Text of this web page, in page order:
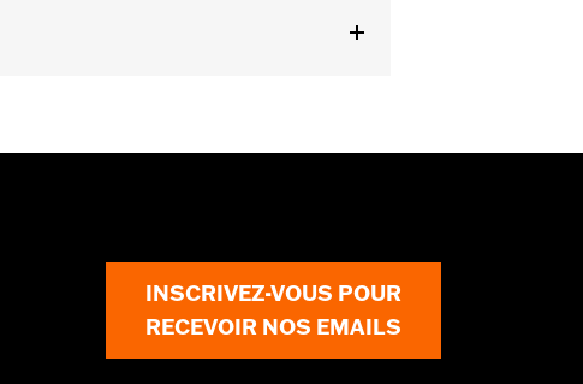
INSCRIVEZ-VOUS POUR
RECEVOIR NOS EMAILS